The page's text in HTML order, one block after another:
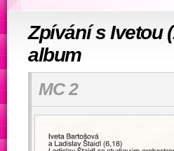
Zpívání s Ivetou
album
MC 2